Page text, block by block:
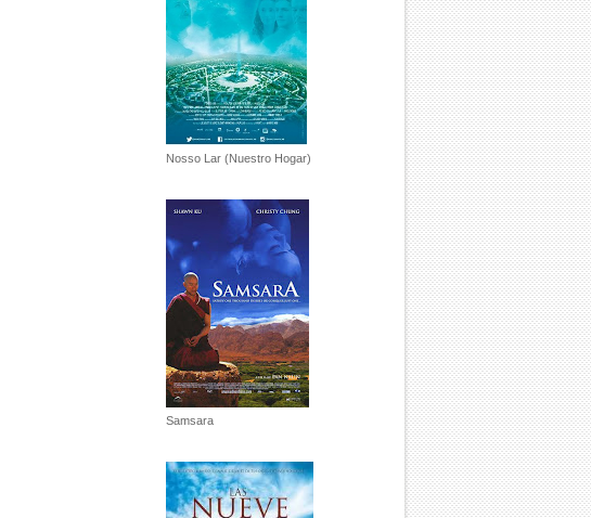
Nosso Lar (Nuestro Hogar)
Samsara